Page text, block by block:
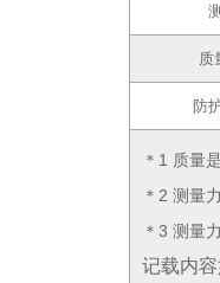
＊1 质量
＊2 测量
＊3 测量
记载内
质
防